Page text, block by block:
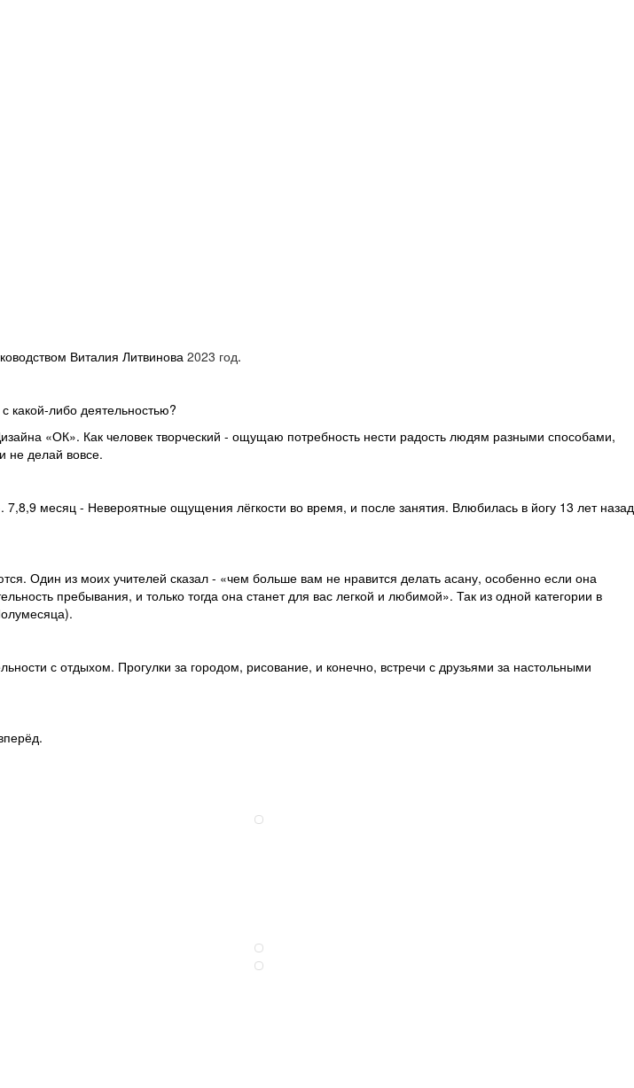
Виталия Литвинова 2023 год.
какой-либо деятельностью?
«ОК». Как человек творческий - ощущаю потребность нести радость людям разными способами,
не делай вовсе.
месяц - Невероятные ощущения лёгкости во время, и после занятия. Влюбилась в йогу 13 лет назад
Один из моих учителей сказал - «чем больше вам не нравится делать асану, особенно если она
пребывания, и только тогда она станет для вас легкой и любимой». Так из одной категории в
с отдыхом. Прогулки за городом, рисование, и конечно, встречи с друзьями за настольными